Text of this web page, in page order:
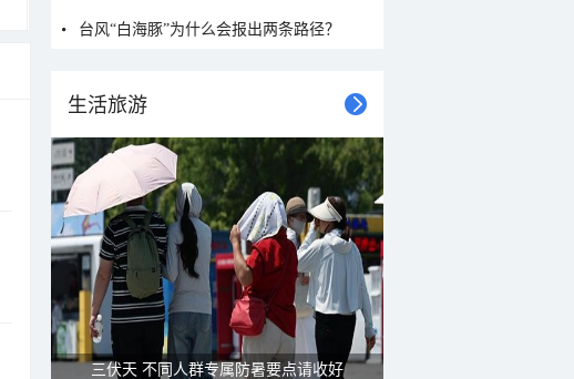
台风“白海豚”为什么会报出两条路径？
生活旅游
雨后峨眉沟壑尽显 金顶显真容